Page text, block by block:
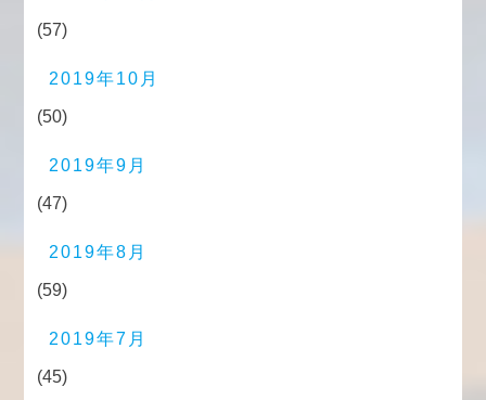
(57)
2019年10月
(50)
2019年9月
(47)
2019年8月
(59)
2019年7月
(45)